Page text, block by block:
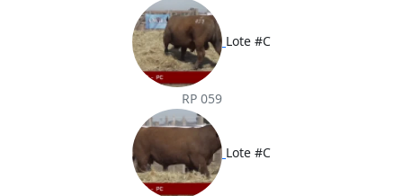
Lote #C
RP 059
Lote #C